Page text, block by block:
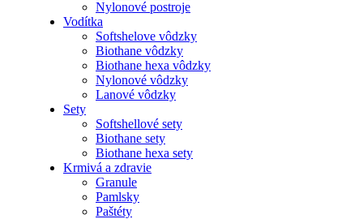
Nylonové postroje
Vodítka
Softshelove vôdzky
Biothane vôdzky
Biothane hexa vôdzky
Nylonové vôdzky
Lanové vôdzky
Sety
Softshellové sety
Biothane sety
Biothane hexa sety
Krmivá a zdravie
Granule
Pamlsky
Paštéty